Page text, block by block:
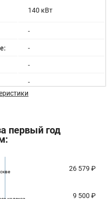
140 кВт
-
-
-
-
-
-
первый год
26 579 ₽
9 500 ₽